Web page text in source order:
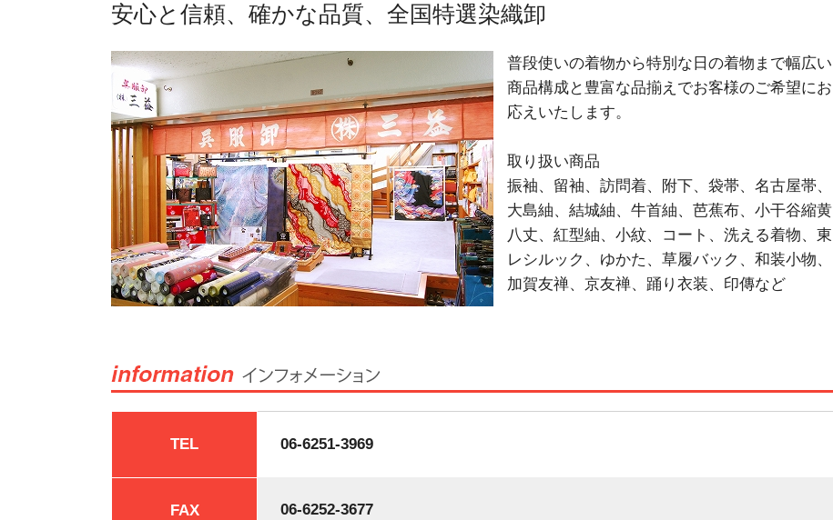
安心と信頼、確かな品質、全国特選染織卸
普段使いの着物から特別な日の着物まで幅広い
商品構成と豊富な品揃えでお客様のご希望にお
応えいたします。
取り扱い商品
振袖、留袖、訪問着、附下、袋帯、名古屋帯、
大島紬、結城紬、牛首紬、芭蕉布、小干谷縮黄
八丈、紅型紬、小紋、コート、洗える着物、東
レシルック、ゆかた、草履バック、和装小物、
加賀友禅、京友禅、踊り衣装、印傳など
TEL 06-6251-3969
FAX 06-6252-3677